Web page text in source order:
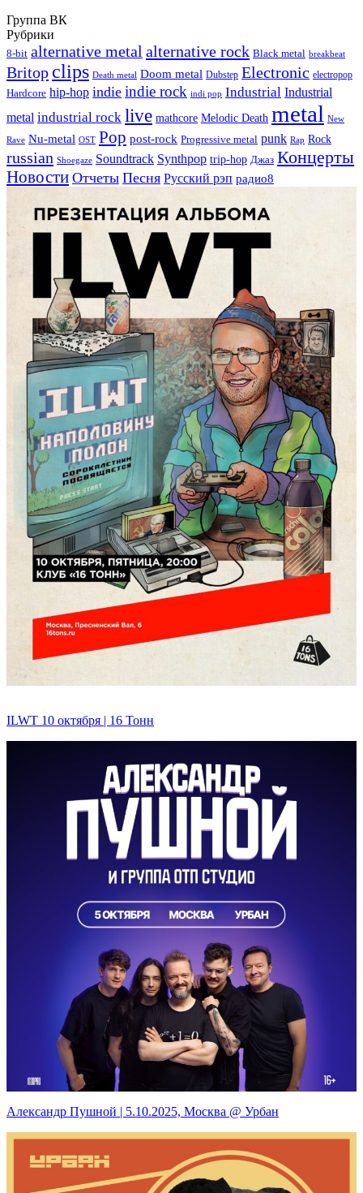
Группа ВК
Рубрики
8-bit alternative metal alternative rock Black metal breakbeat
Britop clips Death metal Doom metal Dubstep Electronic electropop
Hardcore hip-hop indie indie rock indi pop Industrial Industrial
metal industrial rock live mathcore Melodic Death metal New
Rave Nu-metal OST Pop post-rock Progressive metal punk Rap Rock
russian Shoegaze Soundtrack Synthpop trip-hop Джаз Концерты
Новости Отчеты Песня Русский рэп радио8
ILWT 10 октября | 16 Тонн
Александр Пушной | 5.10.2025, Москва @ Урбан